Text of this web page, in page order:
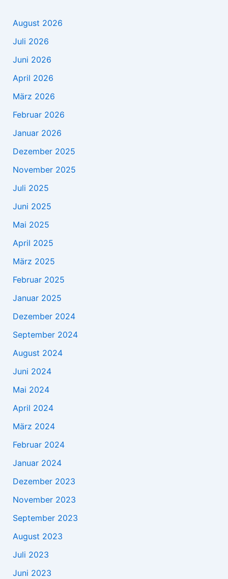
August 2026
Juli 2026
Juni 2026
April 2026
März 2026
Februar 2026
Januar 2026
Dezember 2025
November 2025
Juli 2025
Juni 2025
Mai 2025
April 2025
März 2025
Februar 2025
Januar 2025
Dezember 2024
September 2024
August 2024
Juni 2024
Mai 2024
April 2024
März 2024
Februar 2024
Januar 2024
Dezember 2023
November 2023
September 2023
August 2023
Juli 2023
Juni 2023